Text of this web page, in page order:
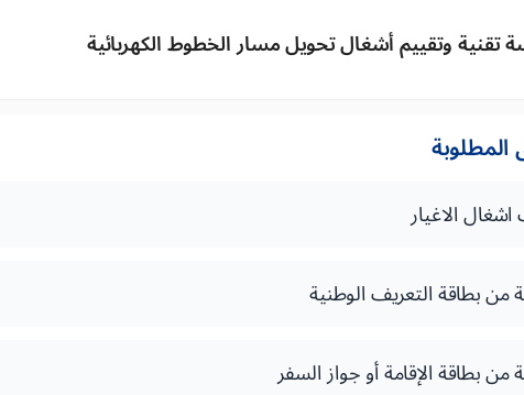
تقنية وتقييم أشغال تحويل مسار الخطوط الكهربائية
المطلوبة
الاغيار
بطاقة التعريف الوطنية
بطاقة الإقامة أو جواز السفر